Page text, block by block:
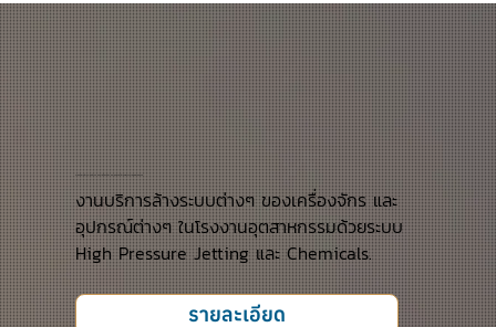
งานบริการล้างระบบต่างๆ ของเครื่องจักร และอุปกรณ์ต่างๆในโรงงานอุตสาหกรรม
งานบริการล้างระบบต่างๆ ของเครื่องจักร และ
อุปกรณ์ต่างๆ ในโรงงานอุตสาหกรรมด้วยระบบ
High Pressure Jetting และ Chemicals.
รายละเอียด